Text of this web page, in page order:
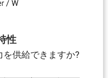
性
供給できますか?